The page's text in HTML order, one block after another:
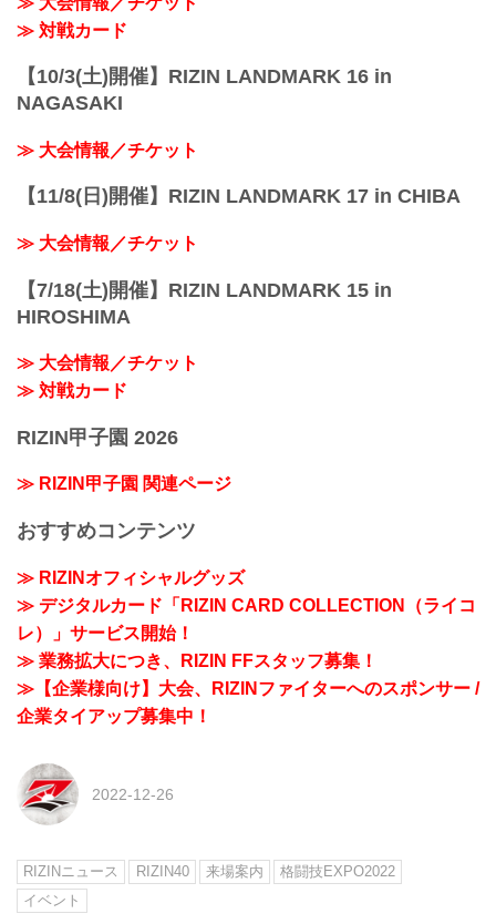
≫ 対戦カード
【10/3(土)開催】RIZIN LANDMARK 16 in
NAGASAKI
≫ 大会情報／チケット
【11/8(日)開催】RIZIN LANDMARK 17 in CHIBA
≫ 大会情報／チケット
【7/18(土)開催】RIZIN LANDMARK 15 in
HIROSHIMA
≫ 大会情報／チケット
≫ 対戦カード
RIZIN甲子園 2026
≫ RIZIN甲子園 関連ページ
おすすめコンテンツ
≫ RIZINオフィシャルグッズ
≫ デジタルカード「RIZIN CARD COLLECTION（ライコ
レ）」サービス開始！
≫ 業務拡大につき、RIZIN FFスタッフ募集！
≫【企業様向け】大会、RIZINファイターへのスポンサー /
企業タイアップ募集中！
2022-12-26
RIZINニュース RIZIN40 来場案内
格闘技EXPO2022
イベント